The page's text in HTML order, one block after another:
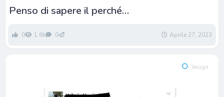
Penso di sapere il perché…
0 1.6k 0 Aprile 27, 2023
Image